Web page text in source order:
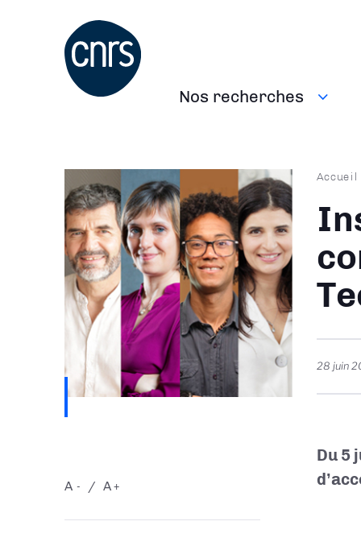
Navigation
Nos recherches
-
A +
A
Fil
Accueil
28 juin
Du 5